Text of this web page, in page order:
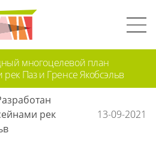
многоцелевой план
Паз и Гренсе Якобсэльв
рек
13-09-2021